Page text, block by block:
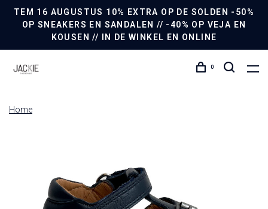
TEM 16 AUGUSTUS 10% EXTRA OP DE SOLDEN -50%
OP SNEAKERS EN SANDALEN // -40% OP VEJA EN
KOUSEN // IN DE WINKEL EN ONLINE
0
Home